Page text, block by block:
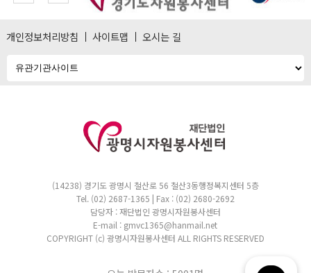
개인정보처리방침 사이트맵 오시는 길
(14238) 경기도 광명시 철산로 56 철산3동행정복지센터 5층
Tel. (02) 2687-1365 | Fax : (02) 2680-2692
담당자 : 재단법인 광명시자원봉사센터
E-mail : gmvc1365@hanmail.net
COPYRIGHT (c) 광명시자원봉사센터 ALL RIGHTS RESERVED